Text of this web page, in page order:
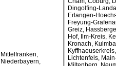
Mittelfranken,
Niederbayern,
Dingolfing-
Erlangen-
Freyung-
Greiz,
Hof, Ilm-Kreis,
Kronach,
Lichtenfels,